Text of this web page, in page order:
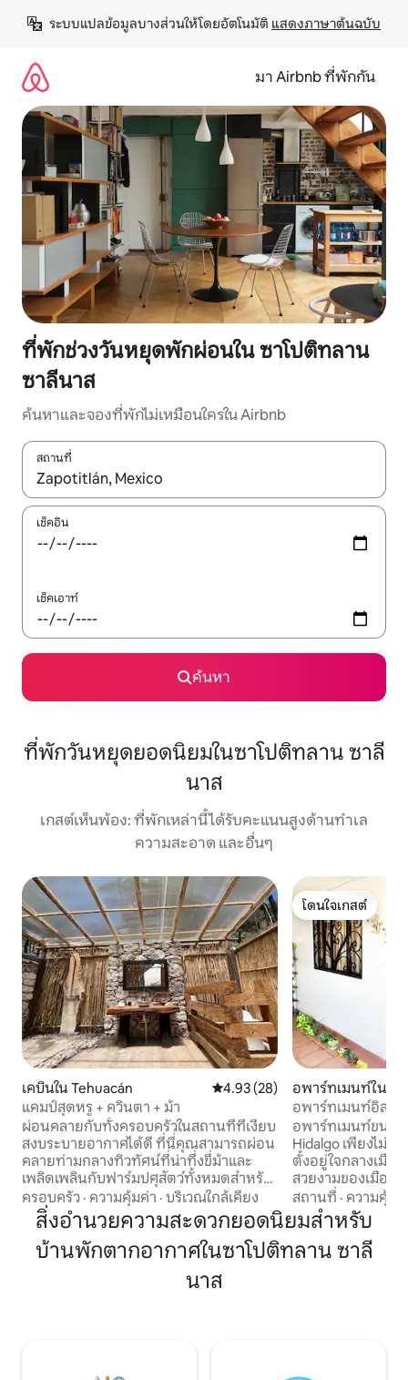
เนื้อหา
ระบบแปลข้อมูลบางส่วนให้โดยอัตโนมัติ แสดงภาษาต้นฉบับ
มา Airbnb ที่พักกัน
ที่พักช่วงวันหยุดพักผ่อนใน ซาโปติทลาน
ซาลีนาส
ค้นหาและจองที่พักไม่เหมือนใครใน Airbnb
สถานที่
ใช้ลูกศรขึ้นลง หรือใช้การสัมผัสหรือปัด เพื่อสำรวจผลการค้นหา
เช็คอิน
เช็คเอาท์
ค้นหา
ที่พักวันหยุดยอดนิยมในซาโปติทลาน ซาลี
นาส
เกสต์เห็นพ้อง: ที่พักเหล่านี้ได้รับคะแนนสูงด้านทำเล
ความสะอาด และอื่นๆ
เคบินใน Tehuacán คะแนนเฉลี่ย 4.93 จาก 5, 28 รีวิว
4.93 (28)
แคมป์สุดหรู + ควินตา + ม้า
ผ่อนคลายกับทั้งครอบครัวในสถานที่ที่เงียบ
สงบระบายอากาศได้ดี ที่นี่คุณสามารถผ่อน
คลายท่ามกลางทิวทัศน์ที่น่าทึ่งขี่ม้าและ
เพลิดเพลินกับฟาร์มปศุสัตว์ทั้งหมดสำหรับ
คุณ เพลิดเพลินไปกับความงามตาม
ธรรมชาติของสถานที่ในขณะที่สัมผัสกับการ
พักผ่อนที่ไม่เหมือนใครในสภาพแวดล้อมที่
ปลอดภัยและเป็นมิตร เรามีอาหารค่ำแบบ
กำหนดเองหรือประสบการณ์อาหารที่น่า
ตื่นตาตื่นใจจากภูมิภาคถามเกี่ยวกับตัว
ครอบครัว · ความคุ้มค่า · บริเวณใกล้เคียง
โดนใจเกสต์
โดนใจเกสต์
อพาร์ทเมนท์ใน เท
ทร
อพาร์ทเมนท์อิสระ
อพาร์ทเมนท์ขนาด
Hidalgo เพียงไม่กี่
ตั้งอยู่ใจกลางเมือ
สวยงามของเมือง
ช่วงตึก เหมาะสำ
ใจกลางเมือง ควา
สบาย ความสะอา
อำนวยความสะดว
สถานที่ · ความคุ้ม
สิ่งอำนวยความสะดวกยอดนิยมสำหรับ
บ้านพักตากอากาศในซาโปติทลาน ซาลี
นาส